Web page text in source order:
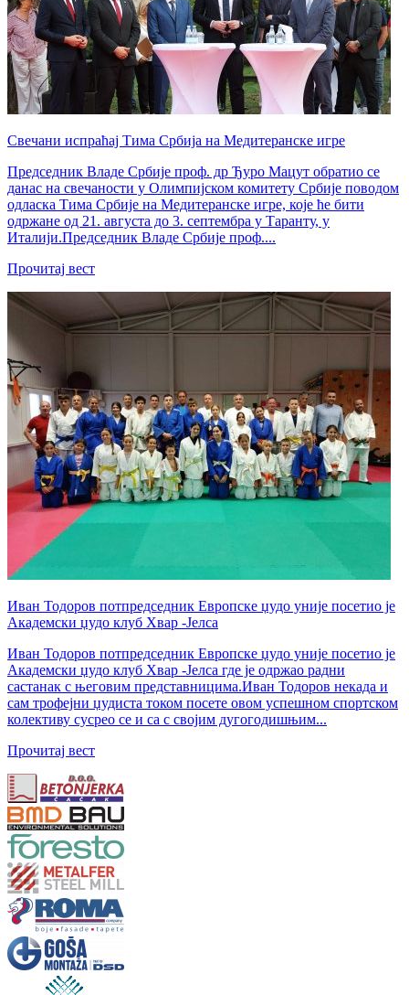
Свечани испраћај Тима Србија на Медитеранске игре
Председник Владе Србије проф. др Ђуро Мацут обратио се
данас на свечаности у Олимпијском комитету Србије поводом
одласка Тима Србије на Медитеранске игре, које ће бити
одржане од 21. августа до 3. септембра у Таранту, у
Италији.Председник Владе Србије проф....
Прочитај вест
Иван Тодоров потпредседник Европске џудо уније посетио је
Академски џудо клуб Хвар -Јелса
Иван Тодоров потпредседник Европске џудо уније посетио је
Академски џудо клуб Хвар -Јелса где је одржао радни
састанак с његовим представницима.Иван Тодоров некада и
сам трофејни џудиста током посете овом успешном спортском
колективу сусрео се и са с својим дугогодишњим...
Прочитај вест